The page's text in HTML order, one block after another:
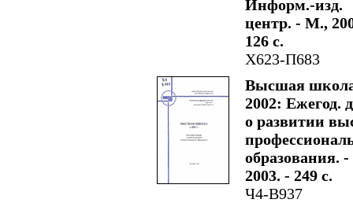
Информ.-изд.
центр. - М.,
126 с.
Х623-П683
Высшая
2002: Ежегод.
о развитии
образования.
2003. - 249 с.
Ч4-В937